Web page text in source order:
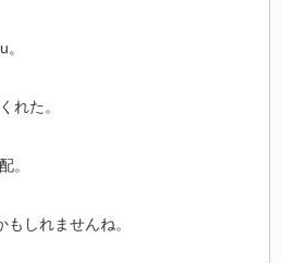
れた。
。
しれませんね。